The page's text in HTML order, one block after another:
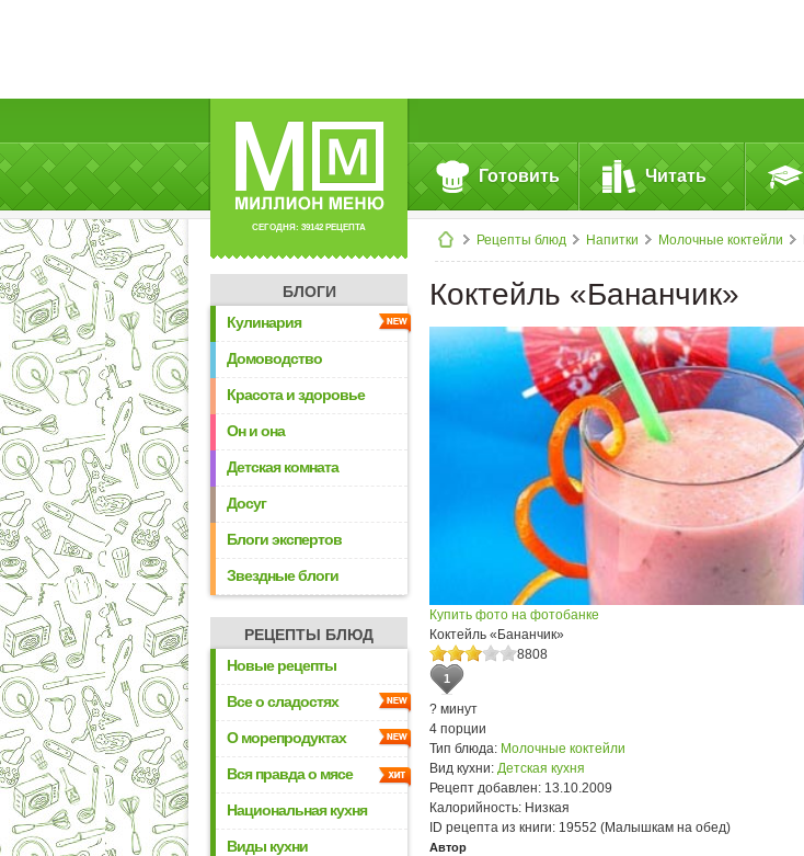
СЕГОДНЯ: 39142 РЕЦЕПТА
Готовить Читать
Рецепты блюд Напитки Молочные коктейли
БЛОГИ
Кулинария
Домоводство
Красота и здоровье
Он и она
Детская комната
Досуг
Блоги экспертов
Звездные блоги
РЕЦЕПТЫ БЛЮД
Новые рецепты
Все о сладостях
О морепродуктах
Вся правда о мясе
Национальная кухня
Виды кухни
Коктейль «Бананчик»
Купить фото на фотобанке
Коктейль «Бананчик»
8808
1
? минут
4 порции
Тип блюда: Молочные коктейли
Вид кухни: Детская кухня
Рецепт добавлен: 13.10.2009
Калорийность: Низкая
ID рецепта из книги: 19552 (Малышкам на обед)
Автор